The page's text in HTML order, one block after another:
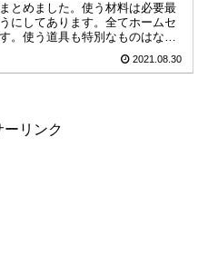
とめました。使う材料は必要最
にしてあります。全てホームセ
。使う道具も特別なものはな
ど身近な物を使っています。
2021.08.30
ーリンク